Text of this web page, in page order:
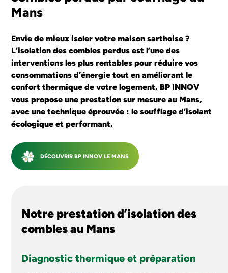
J'ESTIME MON PROJET
Mans
Envie de mieux isoler votre maison sarthoise ?
L’isolation des combles perdus est l’une des
interventions les plus rentables pour réduire vos
consommations d’énergie tout en améliorant le
confort thermique de votre logement. BP INNOV
vous propose une prestation sur mesure au Mans,
avec une technique éprouvée : le soufflage d’isolant
écologique et performant.
DÉCOUVRIR BP INNOV LE MANS
Notre prestation d’isolation des
combles au Mans
Diagnostic thermique et préparation